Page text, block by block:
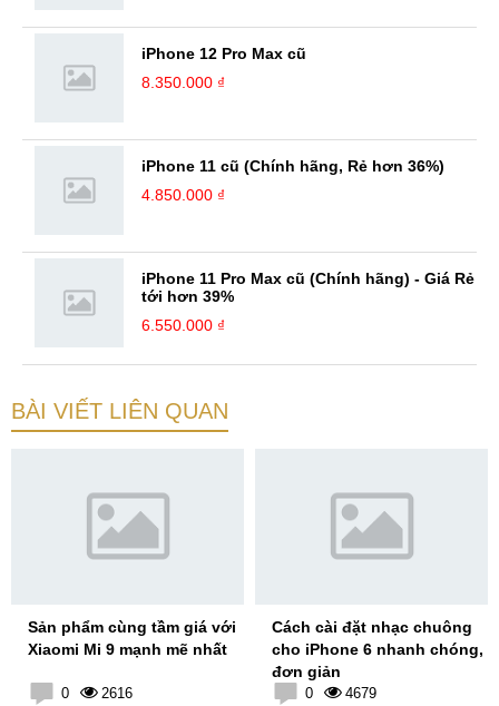
iPhone 12 Pro Max cũ
8.350.000 ₫
iPhone 11 cũ (Chính hãng, Rẻ hơn 36%)
4.850.000 ₫
iPhone 11 Pro Max cũ (Chính hãng) - Giá Rẻ
tới hơn 39%
6.550.000 ₫
BÀI VIẾT LIÊN QUAN
Sản phẩm cùng tầm giá với
Xiaomi Mi 9 mạnh mẽ nhất
0 2616
Cách cài đặt nhạc chuông
cho iPhone 6 nhanh chóng,
đơn giản
0 4679